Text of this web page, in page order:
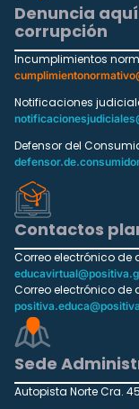
Denuncia
corrupción
Incumplimientos
Notificaciones
Defensor del
Contactos
Correo electrónico
Correo electrónico
Sede
Autopista Norte Cra.